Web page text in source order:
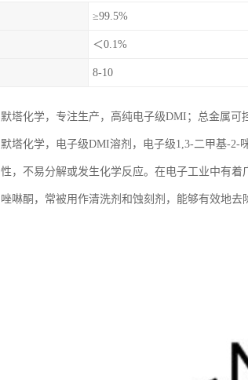
≥99.5%
＜0.1%
8-10
默塔化学，专注生产，高纯电子级DMI；总金属可
默塔化学，电子级DMI溶剂，电子级1,3-二甲基-2-
性，不易分解或发生化学反应。在电子工业中有
唑啉酮，常被用作清洗剂和蚀刻剂，能够有效地去